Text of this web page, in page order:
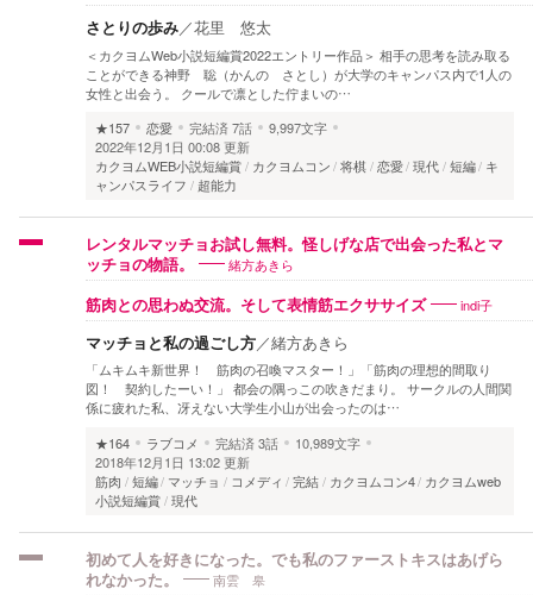
さとりの歩み／花里 悠太
＜カクヨムWeb小説短編賞2022エントリー作品＞ 相手の思考を読み取る
ことができる神野 聡（かんの さとし）が大学のキャンパス内で1人の
女性と出会う。 クールで凛とした佇まいの…
★157
恋愛 完結済7話
9,997文字
2022年12月1日 00:08 更新
カクヨムWEB小説短編賞
カクヨムコン 将棋 恋愛 現代 短編 キ
ャンパスライフ
超能力
レンタルマッチョお試し無料。怪しげな店で出会った私とマ
ッチョの物語。
緒方あきら
筋肉との思わぬ交流。そして表情筋エクササイズ indi子
マッチョと私の過ごし方／緒方あきら
「ムキムキ新世界！ 筋肉の召喚マスター！」「筋肉の理想的間取り
図！ 契約したーい！」 都会の隅っこの吹きだまり。 サークルの人間関
係に疲れた私、冴えない大学生小山が出会ったのは…
★164
ラブコメ 完結済3話
10,989文字
2018年12月1日 13:02 更新
筋肉
短編 マッチョ コメディ 完結 カクヨムコン4 カクヨムweb
小説短編賞 現代
初めて人を好きになった。でも私のファーストキスはあげら
れなかった。
南雲 皋